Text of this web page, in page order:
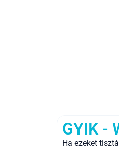
GYIK -
Ha ezeket